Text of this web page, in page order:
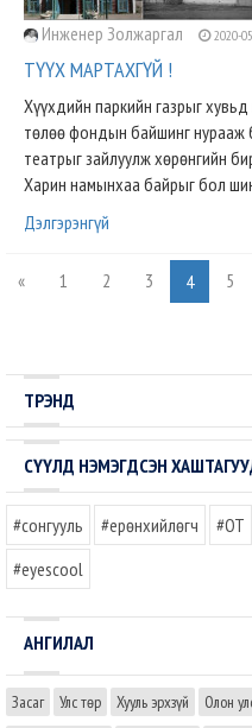
Инженер Золжаргал 2020-
ТҮҮХ МАРТАХГҮЙ !
Хүүхдийн паркийн газрыг
төлөө фондын байшинг нурааж
театрыг зайлуулж хөрөнгийн
Харин намынхаа байрыг бол
Дэлгэрэнгүй
« 1 2 3 4 5
ТРЭНД
СҮҮЛД НЭМЭГДСЭН
#сонгууль #ерөнхийлөгч #OT
#eyescool
АНГИЛАЛ
Засаг Улс төр Хууль эрхзүй Олон